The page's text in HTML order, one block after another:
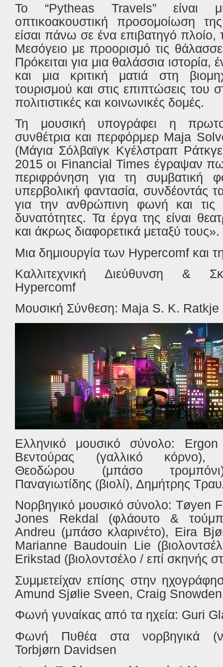
Το “Pytheas Travels” είναι
οπτικοακουστική προσομοίωση
είσαι πάνω σε ένα επιβατηγό πλοίο,
Μεσόγειο με προορισμό τις
Πρόκειται για μια θαλάσσια ιστορία,
και μια κριτική ματιά στη
τουρισμού και στις επιπτώσεις του
πολιτιστικές και κοινωνικές δομές.
Τη μουσική υπογράφει η
συνθέτρια και περφόρμερ Maja
(Μάγια Σόλβαϊγκ Κγέλστραπ
2015 οι Financial Times έγραψαν
περιφρόνηση για τη συμβατική
υπερβολική φαντασία, συνδέοντάς
για την ανθρώπινη φωνή και τις
δυνατότητες. Τα έργα της είναι
και άκρως διαφορετικά μεταξύ τους».
Μια δημιουργία των Hypercomf και
Καλλιτεχνική Διεύθυνση &
Hypercomf
Μουσική Σύνθεση: Maja S. K. Ratkje
Ελληνικό μουσικό σύνολο:
Βεντούρας (γαλλικό κόρνο),
Θεοδώρου (μπάσο
Παναγιωτίδης (βιολί), Δημήτρης
Νορβηγικό μουσικό σύνολο: Tøyen
Jones Rekdal (φλάουτο &
Andreu (μπάσο κλαρινέτο), Eira
Marianne Baudouin Lie
Erikstad (βιολοντσέλο / επί σκηνής
Συμμετείχαν επίσης στην
Amund Sjølie Sveen, Craig
Φωνή γυναίκας από τα ηχεία: Guri
Φωνή Πυθέα στα νορβηγικά
Torbjørn Davidsen